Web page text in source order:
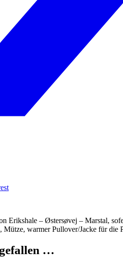
Erikshale – Østersøvej – Marstal,
warmer Pullover/Jacke für die
…